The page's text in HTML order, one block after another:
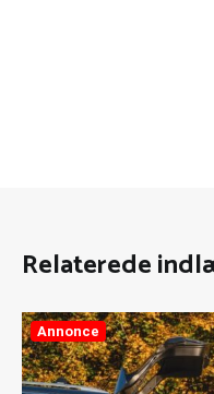
Relaterede
Annonce